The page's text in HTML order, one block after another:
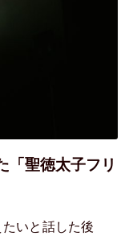
「聖徳太子フリ
いと話した後